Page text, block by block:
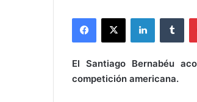
El Santiago Bernabéu
competición americana.